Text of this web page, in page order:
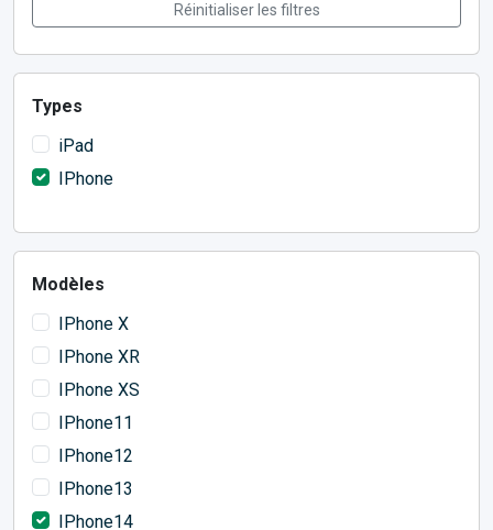
Réinitialiser les filtres
Types
iPad
IPhone
Modèles
IPhone X
IPhone XR
IPhone XS
IPhone11
IPhone12
IPhone13
IPhone14